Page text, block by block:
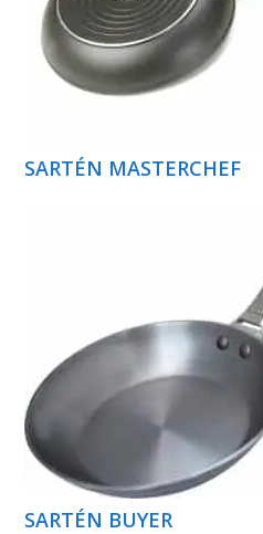
SARTÉN MASTERCHEF
SARTÉN BUYER